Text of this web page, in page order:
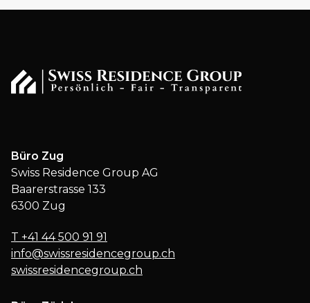
Büro Zug
Swiss Residence Group AG
Baarerstrasse 133
6300 Zug
T +41 44 500 91 91
info@swissresidencegroup.ch
swissresidencegroup.ch